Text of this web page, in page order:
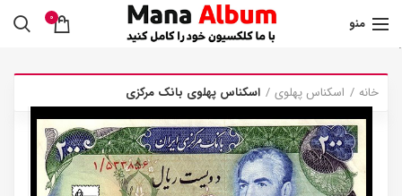
منو 0
.
خانه اسکناس پهلوی اسکناس پهلوی بانک مرکزی